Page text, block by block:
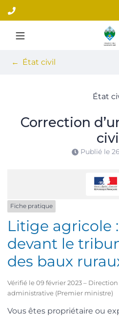
Aller
au
contenu
État civil
État
Correction
Publié le
Fiche pratique
Litige agricole
devant le
des baux
Vérifié le 09 février 2023 –
administrative (Premier ministre)
Vous êtes propriétaire ou